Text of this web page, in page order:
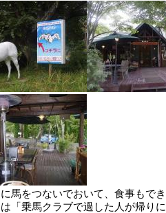
馬をつないでおいて、食事もで
「乗馬クラブで過した人が帰り